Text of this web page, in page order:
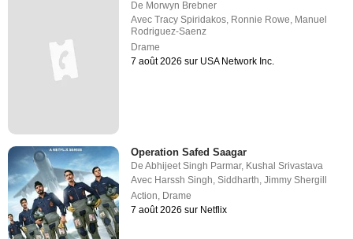
De Morwyn Brebner
AvecTracy Spiridakos, Ronnie Rowe, Manuel
Rodriguez-Saenz
Drame
7 août 2026 sur USA Network Inc.
Operation Safed Saagar
DeAbhijeet Singh Parmar, Kushal Srivastava
Avec Harssh Singh ,Siddharth ,Jimmy Shergill
Action Drame
7 août 2026 sur Netflix